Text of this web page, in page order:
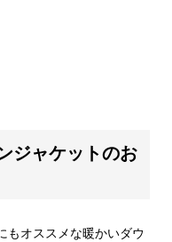
ジャケットのお
もオススメな暖かいダウ